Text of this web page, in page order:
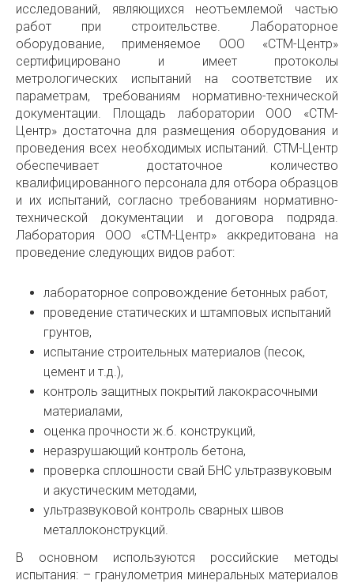
исследований, являющихся неотъемлемой частью
работ при строительстве. Лабораторное
оборудование, применяемое ООО «СТМ-Центр»
сертифицировано и имеет протоколы
метрологических испытаний на соответствие их
параметрам, требованиям нормативно-технической
документации. Площадь лаборатории ООО «СТМ-
Центр» достаточна для размещения оборудования и
проведения всех необходимых испытаний. СТМ-Центр
обеспечивает достаточное количество
квалифицированного персонала для отбора образцов
и их испытаний, согласно требованиям нормативно-
технической документации и договора подряда.
Лаборатория ООО «СТМ-Центр» аккредитована на
проведение следующих видов работ:
лабораторное сопровождение бетонных работ,
проведение статических и штамповых испытаний
грунтов,
испытание строительных материалов (песок,
цемент и т.д.),
контроль защитных покрытий лакокрасочными
материалами,
оценка прочности ж.б. конструкций,
неразрушающий контроль бетона,
проверка сплошности свай БНС ультразвуковым
и акустическим методами,
ультразвуковой контроль сварных швов
металлоконструкций.
В основном используются российские методы
испытания: – гранулометрия минеральных материалов